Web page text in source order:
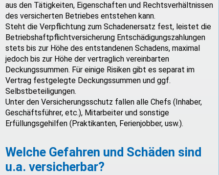
aus den Tätigkeiten, Eigenschaften und Rechtsverhältnissen
des versicherten Betriebes entstehen kann.
Steht die Verpflichtung zum Schadenersatz fest, leistet die
Betriebshaftpflichtversicherung Entschädigungszahlungen
stets bis zur Höhe des entstandenen Schadens, maximal
jedoch bis zur Höhe der vertraglich vereinbarten
Deckungssummen. Für einige Risiken gibt es separat im
Vertrag festgelegte Deckungssummen und ggf.
Selbstbeteiligungen.
Unter den Versicherungsschutz fallen alle Chefs (Inhaber,
Geschäftsführer, etc.), Mitarbeiter und sonstige
Erfüllungsgehilfen (Praktikanten, Ferienjobber, usw.).
Welche Gefahren und Schäden sind
u.a. versicherbar?